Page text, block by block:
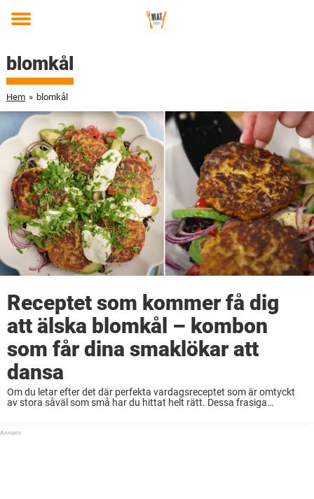
Toggle
blomkål
Hem » blomkål
Receptet som kommer få dig
att älska blomkål – kombon
som får dina smaklökar att
dansa
Om du letar efter det där perfekta vardagsreceptet som är omtyckt
av stora såväl som små har du hittat helt rätt. Dessa frasiga